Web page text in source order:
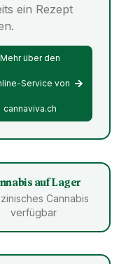
ein Rezept
Mehr über den
Service von
cannaviva.ch
auf Lager
Cannabis
verfügbar